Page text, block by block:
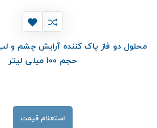
حجم 100 میلی لیتر
استعلام قیمت